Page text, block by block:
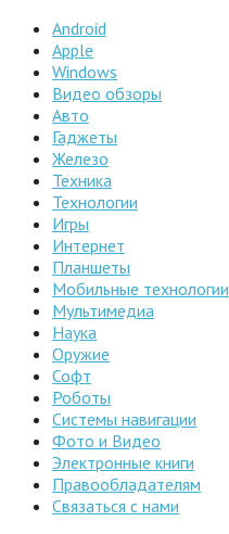
Android
Apple
Windows
Видео обзоры
Авто
Гаджеты
Железо
Техника
Технологии
Игры
Интернет
Планшеты
Мобильные технологии
Мультимедиа
Наука
Оружие
Софт
Роботы
Системы навигации
Фото и Видео
Электронные книги
Правообладателям
Связаться с нами